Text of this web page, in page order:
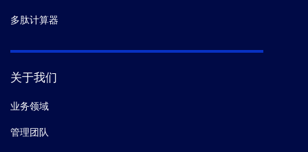
多肽计算器
关于我们
业务领域
管理团队